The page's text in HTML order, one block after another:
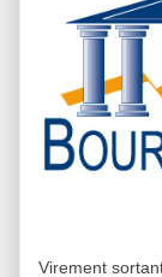
Virement